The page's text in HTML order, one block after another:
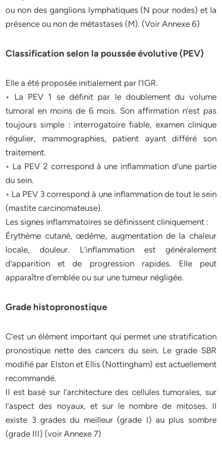
ou non des ganglions lymphatiques (N pour nodes) et la
présence ou non de métastases (M). (Voir Annexe 6)
Classification selon la poussée évolutive (PEV)
Elle a été proposée initialement par l’IGR.
• La PEV 1 se définit par le doublement du volume
tumoral en moins de 6 mois. Son affirmation n’est pas
toujours simple : interrogatoire fiable, examen clinique
régulier, mammographies, patient ayant différé son
traitement.
• La PEV 2 correspond à une inflammation d’une partie
du sein.
• La PEV 3 correspond à une inflammation de tout le sein
(mastite carcinomateuse).
Les signes inflammatoires se définissent cliniquement :
Érythème cutané, œdème, augmentation de la chaleur
locale, douleur. L’inflammation est généralement
d’apparition et de progression rapides. Elle peut
apparaître d’emblée ou sur une tumeur négligée.
Grade histopronostique
C’est un élément important qui permet une stratification
pronostique nette des cancers du sein. Le grade SBR
modifié par Elston et Ellis (Nottingham) est actuellement
recommandé.
Il est basé sur l’architecture des cellules tumorales, sur
l’aspect des noyaux, et sur le nombre de mitoses. Il
existe 3 grades du meilleur (grade I) au plus sombre
(grade III) (voir Annexe 7)